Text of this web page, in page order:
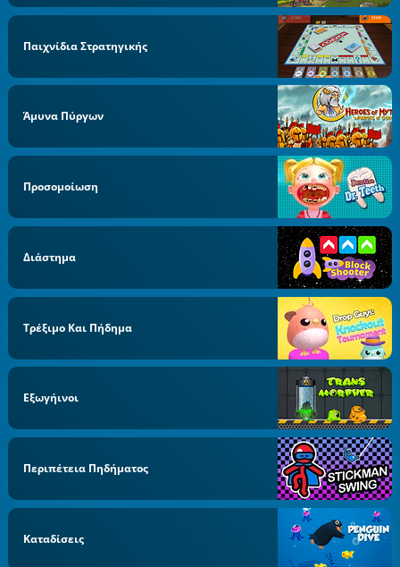
Παιχνίδια Στρατηγικής
Άμυνα Πύργων
Προσομοίωση
Διάστημα
Τρέξιμο Και Πήδημα
Εξωγήινοι
Περιπέτεια Πηδήματος
Καταδίσεις